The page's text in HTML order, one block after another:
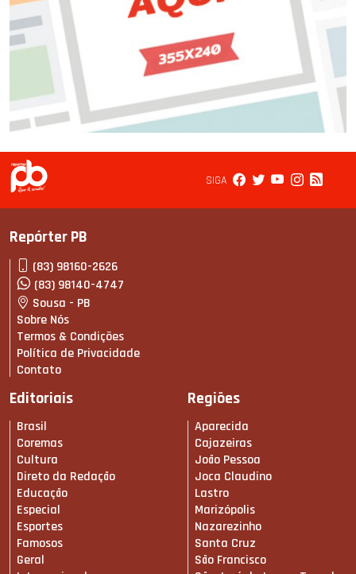
SIGA
Repórter PB
(83) 98160-2626
(83) 98140-4747
Sousa - PB
Sobre Nós
Termos & Condições
Política de Privacidade
Contato
Editoriais
Brasil
Coremas
Cultura
Direto da Redação
Educação
Especial
Esportes
Famosos
Geral
Regiões
Aparecida
Cajazeiras
João Pessoa
Joca Claudino
Lastro
Marizópolis
Nazarezinho
Santa Cruz
São Francisco